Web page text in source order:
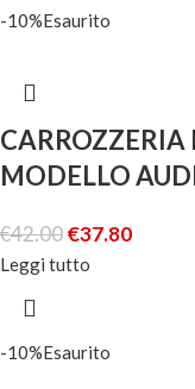
-10%Esaurito
MODELLO
€42.00€37.80
Leggi tutto
-10%Esaurito